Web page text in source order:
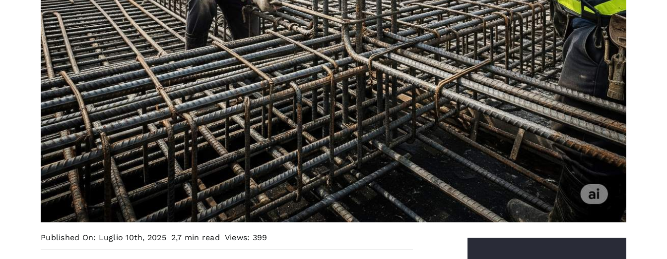
Published On: Luglio 10th, 2025 2,7 min read Views: 399